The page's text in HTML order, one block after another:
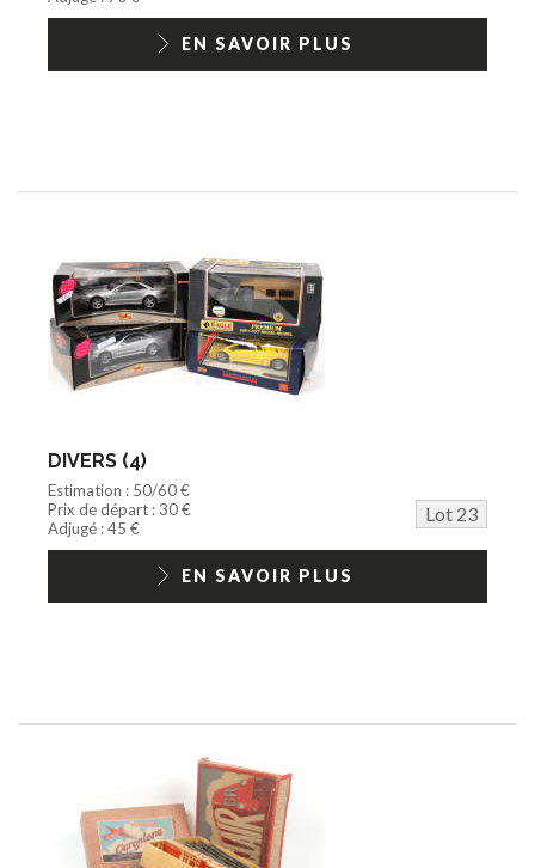
EN SAVOIR PLUS
DIVERS (4)
Estimation : 50/60 €
Prix de départ : 30 €
Lot 23
Adjugé : 45 €
EN SAVOIR PLUS